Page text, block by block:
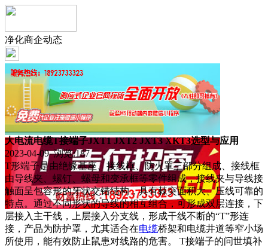
净化商企动态
大电流电缆T接端子JXT1 JXT2 JXT3 XKT3选型与应用
2023-04-09 浏览:187
T形端子是由绝缘基座、接线框、防火罩三部分组成、接线框
由导线夹、螺钉、螺母和变承框等零件组成，接线夹与导线接
触面呈包容形的牙状交错结构，具有棘突面积大、压线可靠的
特点。通过不同形状的导线的相互组合，可形成双层连接，下
层接入主干线，上层接入分支线，形成干线不断的“T”形连
接，产品为防护罩，尤其适合在电缆桥架和电缆井道等窄小场
所使用，能有效防止鼠患对线路的危害。 T接端子的问世填补